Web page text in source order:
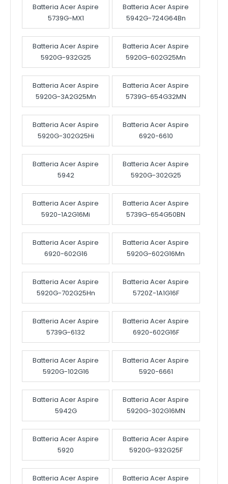
Batteria Acer Aspire
5739G-MX1
Batteria Acer Aspire
5942G-724G64Bn
Batteria Acer Aspire
5920G-932G25
Batteria Acer Aspire
5920G-602G25Mn
Batteria Acer Aspire
5920G-3A2G25Mn
Batteria Acer Aspire
5739G-654G32MN
Batteria Acer Aspire
5920G-302G25Hi
Batteria Acer Aspire
6920-6610
Batteria Acer Aspire
5942
Batteria Acer Aspire
5920G-302G25
Batteria Acer Aspire
5920-1A2G16Mi
Batteria Acer Aspire
5739G-654G50BN
Batteria Acer Aspire
6920-602G16
Batteria Acer Aspire
5920G-602G16Mn
Batteria Acer Aspire
5920G-702G25Hn
Batteria Acer Aspire
5720Z-1A1G16F
Batteria Acer Aspire
5739G-6132
Batteria Acer Aspire
6920-602G16F
Batteria Acer Aspire
5920G-102G16
Batteria Acer Aspire
5920-6661
Batteria Acer Aspire
5942G
Batteria Acer Aspire
5920G-302G16MN
Batteria Acer Aspire
5920
Batteria Acer Aspire
5920G-932G25F
Batteria Acer Aspire
Batteria Acer Aspire